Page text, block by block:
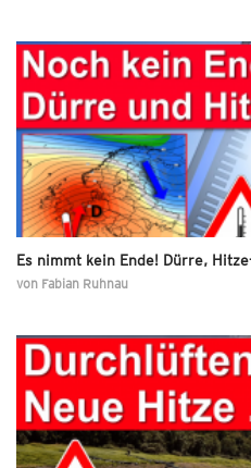
Es nimmt kein Ende! Dürre,
von Fabian Ruhnau